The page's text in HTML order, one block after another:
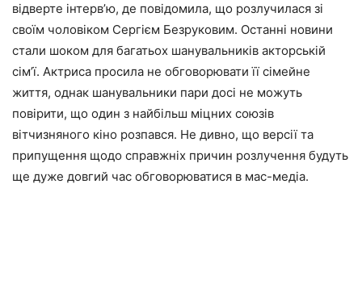
відверте інтерв’ю, де повідомила, що розлучилася зі
своїм чоловіком Сергієм Безруковим. Останні новини
стали шоком для багатьох шанувальників акторській
сім’ї. Актриса просила не обговорювати її сімейне
життя, однак шанувальники пари досі не можуть
повірити, що один з найбільш міцних союзів
вітчизняного кіно розпався. Не дивно, що версії та
припущення щодо справжніх причин розлучення будуть
ще дуже довгий час обговорюватися в мас-медіа.